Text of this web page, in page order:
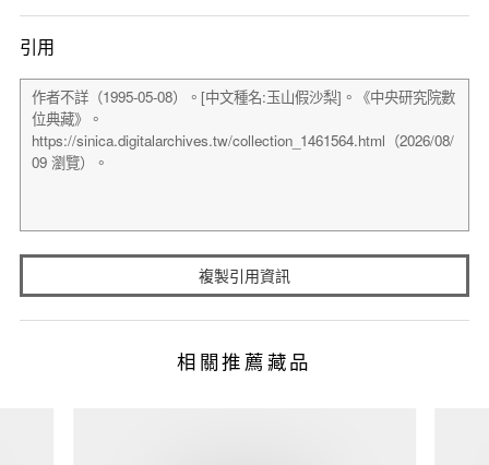
引用
複製引用資訊
相關推薦藏品